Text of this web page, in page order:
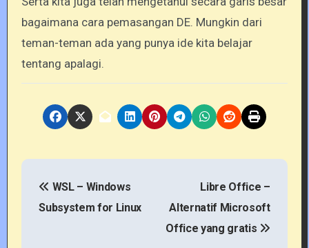
bagaimana cara pemasangan DE. Mungkin dari
teman-teman ada yang punya ide kita belajar
tentang apalagi.
P
WSL – Windows
Subsystem for Linux
Libre Office –
Alternatif Microsoft
Office yang gratis